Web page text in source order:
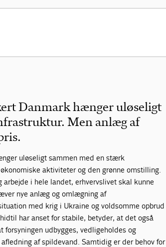
Danmark hænger uløseligt
Men anlæg af
uløseligt sammen med en stærk
aktiviteter og den grønne omstilling.
i hele landet, erhvervslivet skal kunne
nye anlæg og omlægning af
med krig i Ukraine og voldsomme opbrud
har anset for stabile, betyder, at det også
udbygges, vedligeholdes og
af spildevand. Samtidig er der behov for